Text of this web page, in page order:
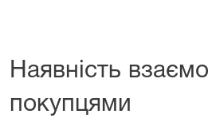
Наявність
покупцями